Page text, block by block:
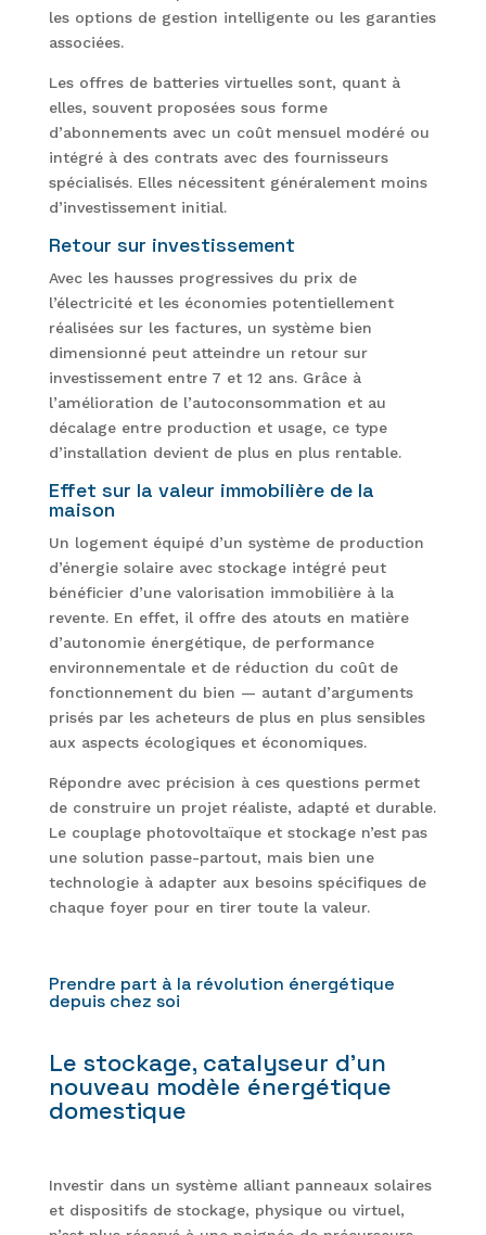
les options de gestion intelligente ou les garanties
associées.
Les offres de batteries virtuelles sont, quant à
elles, souvent proposées sous forme
d’abonnements avec un coût mensuel modéré ou
intégré à des contrats avec des fournisseurs
spécialisés. Elles nécessitent généralement moins
d’investissement initial.
Retour sur investissement
Avec les hausses progressives du prix de
l’électricité et les économies potentiellement
réalisées sur les factures, un système bien
dimensionné peut atteindre un retour sur
investissement entre 7 et 12 ans. Grâce à
l’amélioration de l’autoconsommation et au
décalage entre production et usage, ce type
d’installation devient de plus en plus rentable.
Effet sur la valeur immobilière de la
maison
Un logement équipé d’un système de production
d’énergie solaire avec stockage intégré peut
bénéficier d’une valorisation immobilière à la
revente. En effet, il offre des atouts en matière
d’autonomie énergétique, de performance
environnementale et de réduction du coût de
fonctionnement du bien — autant d’arguments
prisés par les acheteurs de plus en plus sensibles
aux aspects écologiques et économiques.
Répondre avec précision à ces questions permet
de construire un projet réaliste, adapté et durable.
Le couplage photovoltaïque et stockage n’est pas
une solution passe-partout, mais bien une
technologie à adapter aux besoins spécifiques de
chaque foyer pour en tirer toute la valeur.
Prendre part à la révolution énergétique
depuis chez soi
Le stockage, catalyseur d’un
nouveau modèle énergétique
domestique
Investir dans un système alliant panneaux solaires
et dispositifs de stockage, physique ou virtuel,